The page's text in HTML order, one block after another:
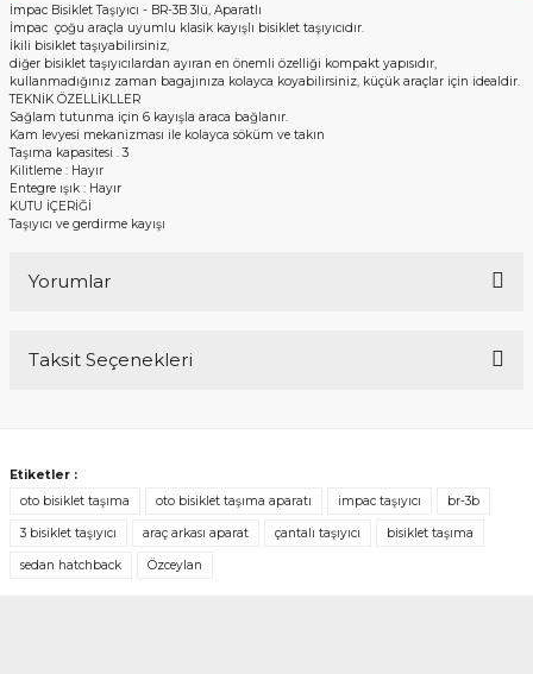
İmpac Bisiklet Taşıyıcı - BR-3B 3lü, Aparatlı
İmpac çoğu araçla uyumlu klasik kayışlı bisiklet taşıyıcıdır.
İkili bisiklet taşıyabilirsiniz,
diğer bisiklet taşıyıcılardan ayıran en önemli özelliği kompakt yapısıdır,
kullanmadığınız zaman bagajınıza kolayca koyabilirsiniz, küçük araçlar için idealdir.
TEKNİK ÖZELLİKLLER
Sağlam tutunma için 6 kayışla araca bağlanır.
Kam levyesi mekanizması ile kolayca söküm ve takın
Taşıma kapasitesi . 3
Kilitleme : Hayır
Entegre ışık : Hayır
KUTU İÇERİĞİ
Taşıyıcı ve gerdirme kayışı
Yorumlar
Taksit Seçenekleri
Etiketler :
oto bisiklet taşıma
oto bisiklet taşıma aparatı impac taşıyıcı br-3b
3 bisiklet taşıyıcı araç arkası aparat çantalı taşıyıcı bisiklet taşıma
sedan hatchback Özceylan